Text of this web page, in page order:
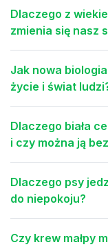
Dlaczego z
zmienia się nasz
Jak nowa
życie i świat
Dlaczego biała
i czy można ją
Dlaczego psy
do niepokoju?
Czy krew małpy